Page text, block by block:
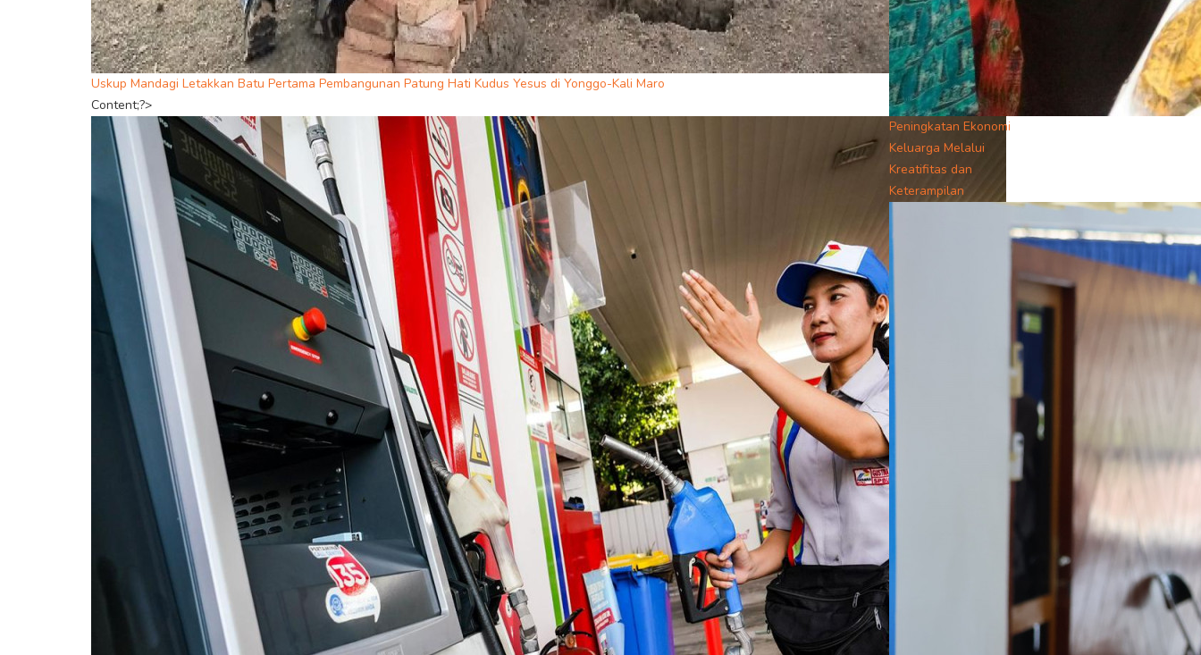
Uskup Mandagi Letakkan Batu Pertama Pembangunan Patung Hati Kudus Yesus di Yonggo-Kali Maro
Content;?>
Peningkatan Ekonomi
Keluarga Melalui
Kreatifitas dan
Keterampilan